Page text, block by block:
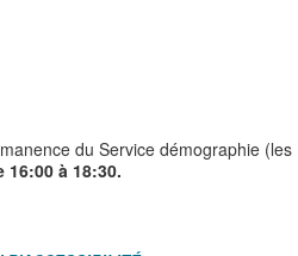
du Service démographie (les
16:00 à 18:30.